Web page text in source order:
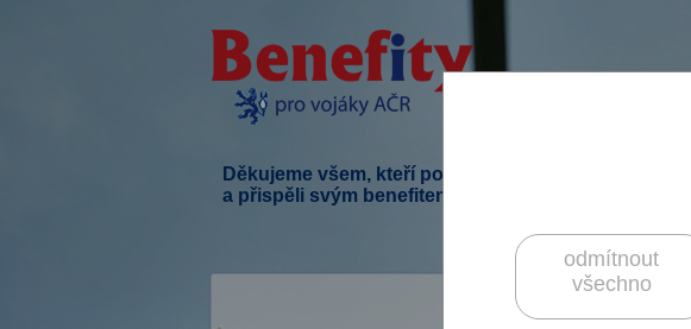
Děkujeme všem, kteří podpořili tento projekt
a přispěli svým benefitem.
odmítnout
všechno
V této sekci